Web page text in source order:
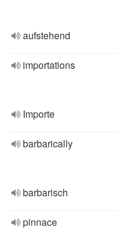
aufstehend
importations
Importe
barbarically
barbarisch
pinnace